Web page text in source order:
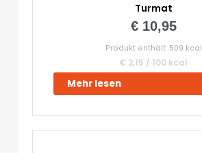
Turmat
€10,95
Produkt enthält: 509 kcal
€ 2,15 / 100 kcal
Mehr lesen